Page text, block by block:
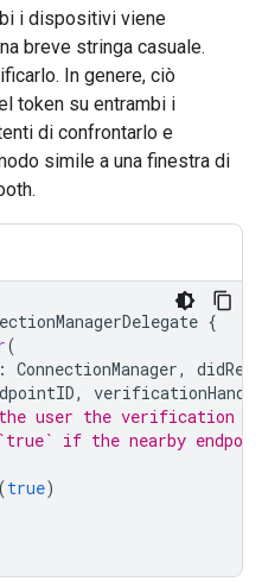
i dispositivi viene
breve stringa casuale.
In genere, ciò
token su entrambi i
di confrontarlo e
simile a una finestra di
{
(
: ConnectionManager,
,
user the verification
if the nearby
(true)